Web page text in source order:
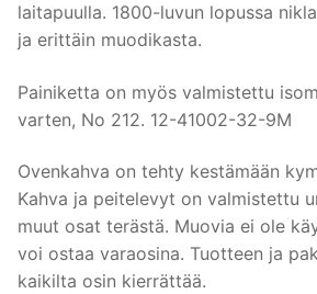
laitapuulla. 1800-luvun lopussa
ja erittäin muodikasta.
Painiketta on myös valmistettu
varten, No 212. 12-41002-32-9M
Ovenkahva on tehty kestämään
Kahva ja peitelevyt on valmistettu
muut osat terästä. Muovia ei ole
voi ostaa varaosina. Tuotteen ja
kaikilta osin kierrättää.